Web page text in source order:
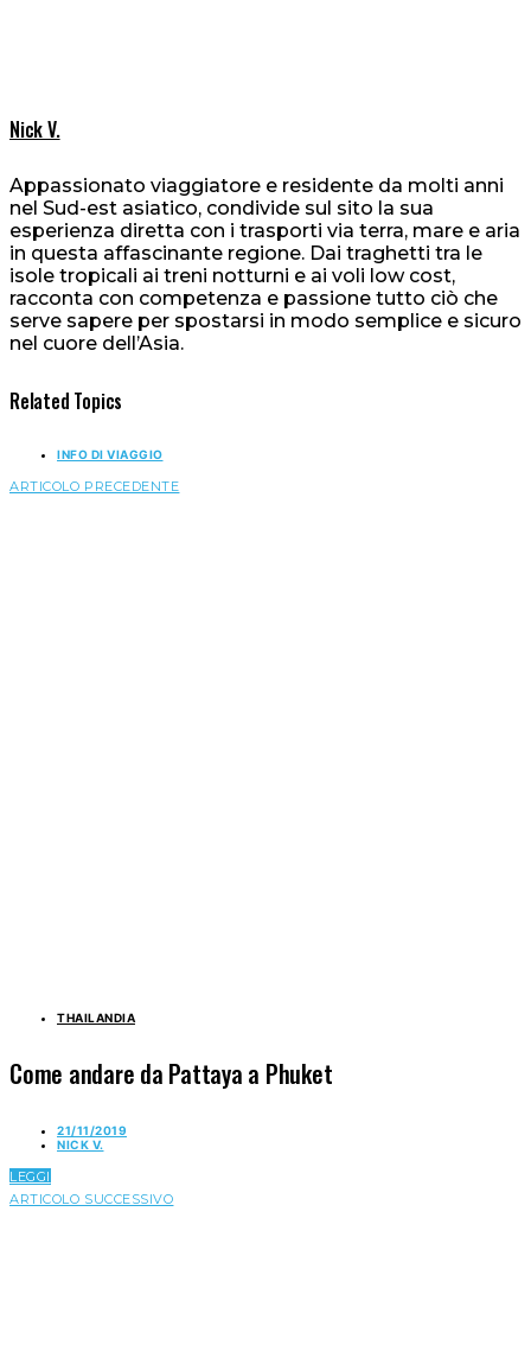
Nick V.
Appassionato viaggiatore e residente da molti anni
nel Sud-est asiatico, condivide sul sito la sua
esperienza diretta con i trasporti via terra, mare e aria
in questa affascinante regione. Dai traghetti tra le
isole tropicali ai treni notturni e ai voli low cost,
racconta con competenza e passione tutto ciò che
serve sapere per spostarsi in modo semplice e sicuro
nel cuore dell’Asia.
Related Topics
INFO DI VIAGGIO
ARTICOLO PRECEDENTE
THAILANDIA
Come andare da Pattaya a Phuket
21/11/2019
NICK V.
LEGGI
ARTICOLO SUCCESSIVO